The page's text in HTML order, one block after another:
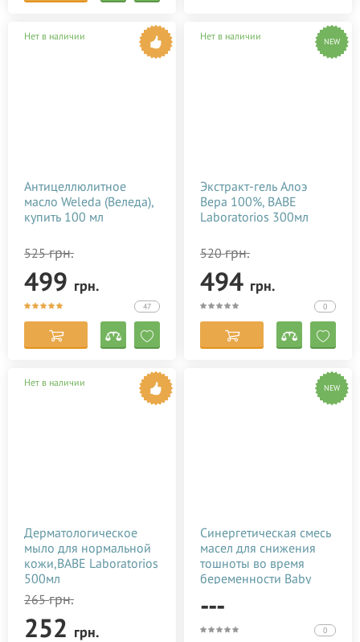
Нет в наличии
Антицеллюлитное
масло Weleda (Веледа),
купить 100 мл
525грн.
499 грн.
47
Нет в наличии NEW
Экстракт-гель Алоэ
Вера 100%, BABE
Laboratorios 300мл
520грн.
494 грн.
0
Нет в наличии
Дерматологическое
мыло для нормальной
кожи,BABE Laboratorios
500мл
265грн.
252 грн.
NEW
Синергетическая смесь
масел для снижения
тошноты во время
беременности Baby
---
0